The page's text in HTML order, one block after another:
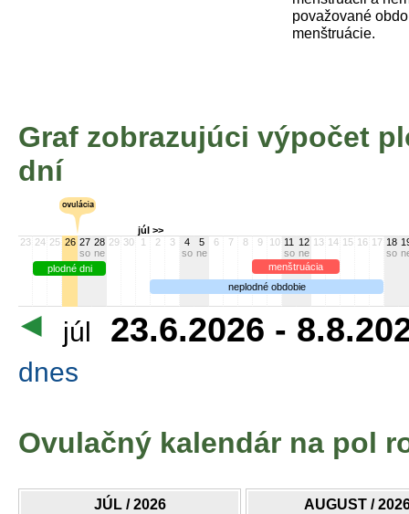
považované
menštruácie.
Graf zobrazujúci výpočet
dní
júl >>
23 24 25 26 27
so
28
ne
29 30 1 2 3
4
so
5
ne
6 7 8 9 10 11
so
12
ne
13 14 15 16 17 18
so
plodné dni
menštruácia
neplodné obdobie
júl 23.6.2026 -
dnes
Ovulačný kalendár na pol
JÚL / 2026 AUGUST /